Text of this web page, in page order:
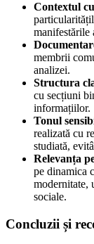
Contextul
manifestările
membrii
analizei.
Structura
cu secțiuni
informațiilor.
Tonul
realizată cu
studiată,
Relevanța
pe dinamica
modernitate,
sociale.
Concluzii și